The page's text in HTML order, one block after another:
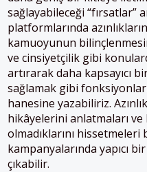
sağlayabileceği “fırsatlar”
platformlarında
kamuoyunun
ve cinsiyetçilik gibi
artırarak daha kapsayıcı
sağlamak gibi
hanesine yazabiliriz.
hikâyelerini anlatmaları ve
olmadıklarını
kampanyalarında yapıcı
çıkabilir.